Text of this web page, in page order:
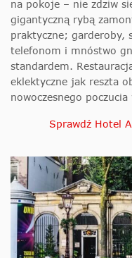
na pokoje – nie zdziw
gigantyczną rybą
praktyczne; garderoby,
telefonom i mnóstwo
standardem.
eklektyczne jak reszta
nowoczesnego poczucia
Sprawdź Hotel